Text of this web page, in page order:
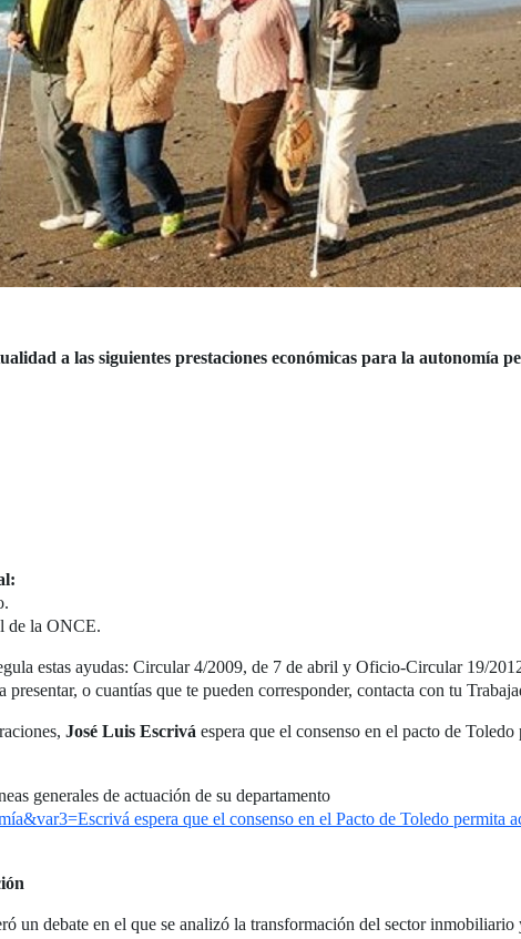
a las siguientes prestaciones económicas para la autonomía
de la ONCE.
estas ayudas: Circular 4/2009, de 7 de abril y Oficio-Circular 19/
o cuantías que te pueden corresponder, contacta con tu
José Luis Escrivá espera que el consenso en el pacto de
generales de actuación de su departamento
espera que el consenso en el Pacto de Toledo permita
un debate en el que se analizó la transformación del sector